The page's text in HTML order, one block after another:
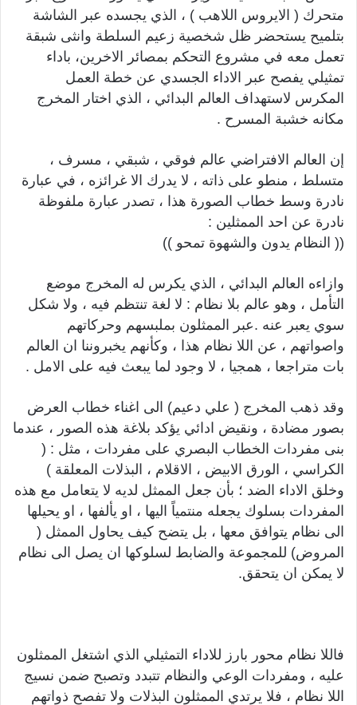
متحرك ( الايروس اللاهب ) ، الذي يجسده عبر الشاشة
بتلميح يستحضر ظل شخصية زعيم السلطة وانثى شبقة
تعمل معه في مشروع التحكم بمصائر الاخرين، باداء
تمثيلي يفصح عبر الاداء الجسدي عن خطة العمل
المكرس لاستهداف العالم البدائي ، الذي اختار المخرج
مكانه خشبة المسرح .
إن العالم الافتراضي عالم فوقي ، شبقي ، مسرف ،
متسلط ، منطو على ذاته ، لا يدرك الا غرائزه ، في عبارة
نادرة وسط خطاب الصورة هذا ، تصدر عبارة ملفوظة
نادرة عن احد الممثلين :
(( النظام يدون والشهوة تمحو ))
وازاءه العالم البدائي ، الذي يكرس له المخرج موضع
التأمل ، وهو عالم بلا نظام : لا لغة تنتظم فيه ، ولا شكل
سوي يعبر عنه .عبر الممثلون بملبسهم وحركاتهم
واصواتهم ، عن اللا نظام هذا ، وكأنهم يخبروننا ان العالم
بات متراجعا ، همجيا ، لا وجود لما يبعث فيه على الامل .
وقد ذهب المخرج ( علي دعيم) الى اغناء خطاب العرض
بصور مضادة ، ونقيض ادائي يؤكد بلاغة هذه الصور ، عندما
بنى مفردات الخطاب البصري على مفردات ، مثل : (
الكراسي ، الورق الابيض ، الاقلام ، البذلات المعلقة )
وخلق الاداء الضد ؛ بأن جعل الممثل لديه لا يتعامل مع هذه
المفردات بسلوك يجعله منتمياً اليها ، او يألفها ، او يحيلها
الى نظام يتوافق معها ، بل يتضح كيف يحاول الممثل (
المروض) للمجموعة والضابط لسلوكها ان يصل الى نظام
لا يمكن ان يتحقق.
فاللا نظام محور بارز للاداء التمثيلي الذي اشتغل الممثلون
عليه ، ومفردات الوعي والنظام تتبدد وتصبح ضمن نسيج
اللا نظام ، فلا يرتدي الممثلون البذلات ولا تفصح ذواتهم